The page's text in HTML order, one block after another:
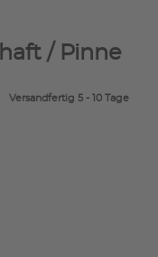
/ Pinne
Versandfertig 5 - 10 Tage